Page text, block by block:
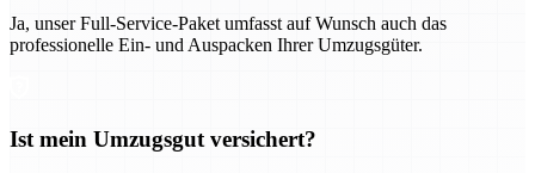
Ja, unser Full-Service-Paket umfasst auf Wunsch auch das
professionelle Ein- und Auspacken Ihrer Umzugsgüter.
Ist mein Umzugsgut versichert?